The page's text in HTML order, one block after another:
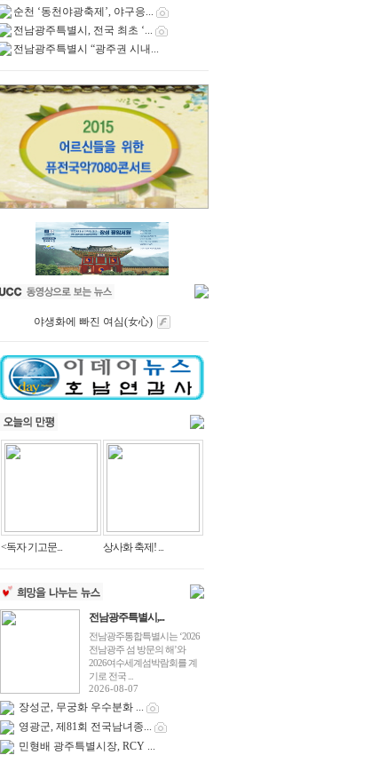
순천 ‘동천야광축제’, 야구응...
전남광주특별시, 전국 최초 ‘...
전남광주특별시 “광주권 시내...
야생화에 빠진 여심(女心)
<독자 기고문... 상사화 축제! ...
전남광주특별시,...
전남광주통합특별시는 ‘2026
전남광주 섬 방문의 해’와
2026여수세계섬박람회를 계
기로 전국 ...
2026-08-07
장성군, 무궁화 우수분화 ...
영광군, 제81회 전국남녀종...
민형배 광주특별시장, RCY ...